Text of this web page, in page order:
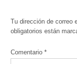
Tu dirección de correo
obligatorios están
Comentario*